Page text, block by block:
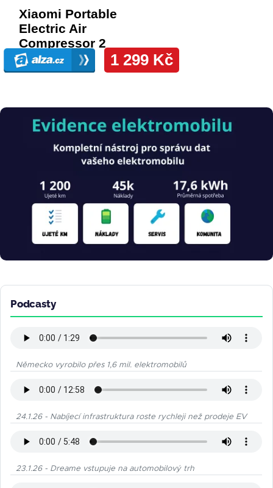
Obrázek
Podcasty
Německo vyrobilo přes 1,6 mil. elektromobilů
24.1.26 - Nabíjecí infrastruktura roste rychleji než prodeje EV
23.1.26 - Dreame vstupuje na automobilový trh